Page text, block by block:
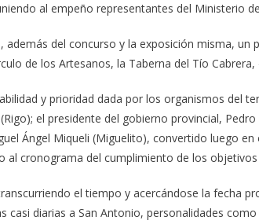
al empeño representantes del Ministerio
además del concurso y la exposición misma,
de los Artesanos, la Taberna del Tío
y prioridad dada por los organismos del
el presidente del gobierno provincial,
Ángel Miqueli (Miguelito), convertido luego
al cronograma del cumplimiento de los
el tiempo y acercándose la fecha
casi diarias a San Antonio, personalidades